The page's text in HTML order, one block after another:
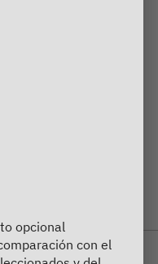
opcional
con el